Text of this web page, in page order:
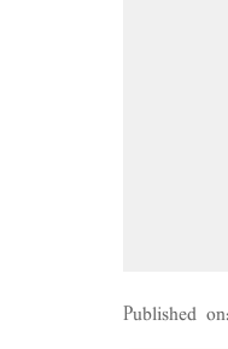
Published on: